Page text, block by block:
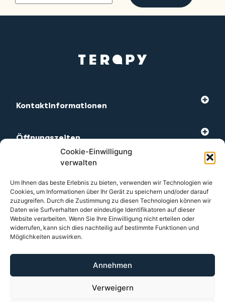
Cookie-Einwilligung
verwalten
Um Ihnen das beste Erlebnis zu bieten, verwenden wir Technologien wie
Cookies, um Informationen über Ihr Gerät zu speichern und/oder darauf
zuzugreifen. Durch die Zustimmung zu diesen Technologien können wir
Daten wie Surfverhalten oder eindeutige Identifikatoren auf dieser
Website verarbeiten. Wenn Sie Ihre Einwilligung nicht erteilen oder
widerrufen, kann sich dies nachteilig auf bestimmte Funktionen und
Möglichkeiten auswirken.
Annehmen
Verweigern
Kontaktinformationen
Öffnungszeiten
Kundendienst
2026 Terapy
Allgemein